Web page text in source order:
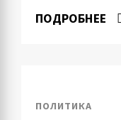
ПОДРОБНЕЕ
ПОЛИТИКА